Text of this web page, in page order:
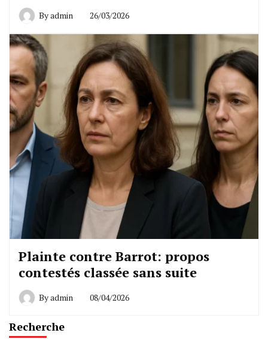
Byadmin 26/03/2026
Plainte contre Barrot: propos
contestés classée sans suite
Byadmin 08/04/2026
Recherche